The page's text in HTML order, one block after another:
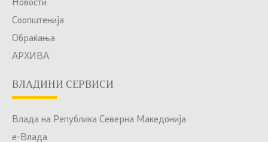
Новости
Соопштенија
Обраќања
АРХИВА
ВЛАДИНИ СЕРВИСИ
Влада на Република Северна Македонија
е-Влада